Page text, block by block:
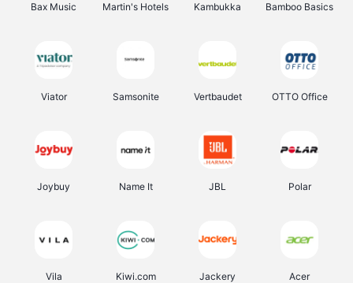
Bax Music Martin's Hotels Kambukka Bamboo Basics
Viator Samsonite Vertbaudet OTTO Office
Joybuy Name It JBL Polar
Vila Kiwi.com Jackery Acer